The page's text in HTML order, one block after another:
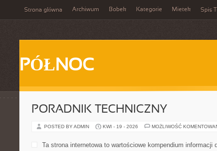
Strona główna Archiwum Bobek Kategorie Mietek Spis
PÓŁNOC
PORADNIK TECHNICZNY
POSTED BY ADMIN KWI - 19 - 2026 MOŻLIWOŚĆ
Ta strona internetowa to wartościowe kompendium informacji